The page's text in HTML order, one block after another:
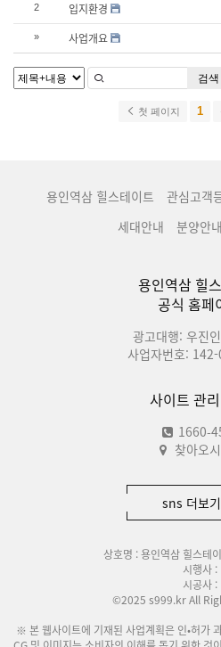
2 입지환경
» 사업개요
검색
첫 페이지 1
용인역삼 힐스테이트 관심고객
세대안내
분양안내
용인역삼 힐
공식 홈페
광고대행: 우진
사업자번호:
사이트 관
1660-
찾아오
sns 더보기
상호명 : 용인역삼 힐스테
시행사 :
시공사 :
©2025 s999.kr All
※ 본 웹사이트에 기재된 사업계획은 인•허가